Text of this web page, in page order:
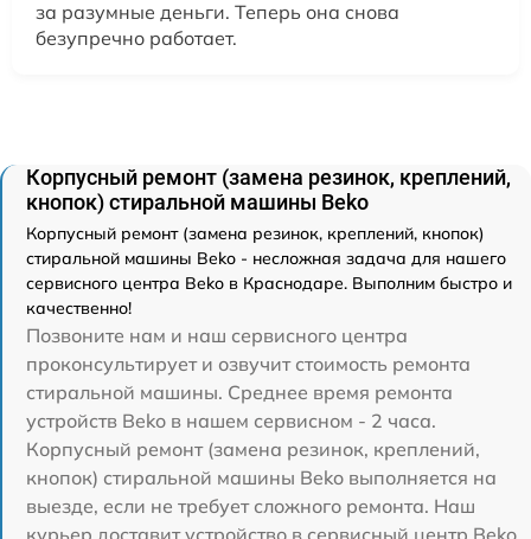
за разумные деньги. Теперь она снова
безупречно работает.
Корпусный ремонт (замена резинок, креплений,
кнопок) стиральной машины Beko
Корпусный ремонт (замена резинок, креплений, кнопок)
стиральной машины Beko - несложная задача для нашего
сервисного центра Beko в Краснодаре. Выполним быстро и
качественно!
Позвоните нам и наш сервисного центра
проконсультирует и озвучит стоимость ремонта
стиральной машины. Среднее время ремонта
устройств Beko в нашем сервисном - 2 часа.
Корпусный ремонт (замена резинок, креплений,
кнопок) стиральной машины Beko выполняется на
выезде, если не требует сложного ремонта. Наш
курьер доставит устройство в сервисный центр Beko